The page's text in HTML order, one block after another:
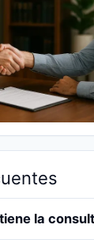
la